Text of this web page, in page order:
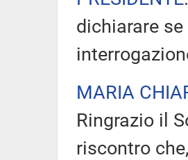
dichiarare
MARIA
Ringrazio il
riscontro